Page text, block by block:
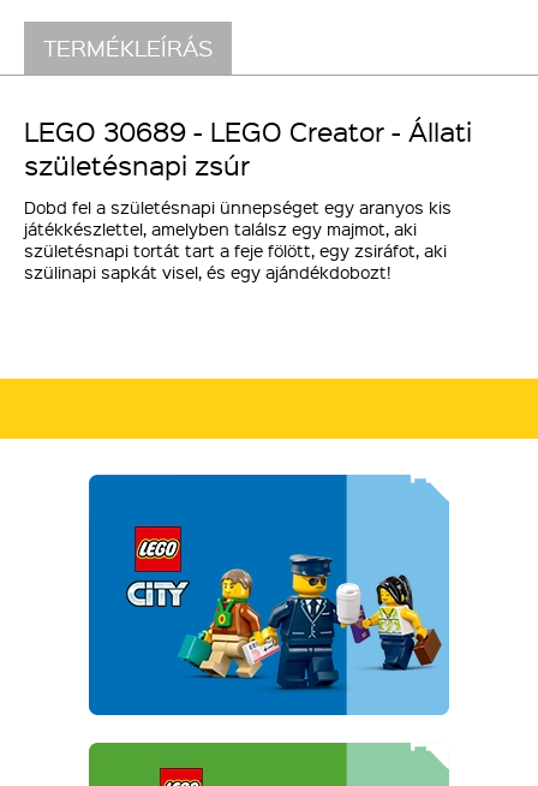
TERMÉKLEÍRÁS
LEGO 30689 - LEGO Creator - Állati
születésnapi zsúr
Dobd fel a születésnapi ünnepséget egy aranyos kis
játékkészlettel, amelyben találsz egy majmot, aki
születésnapi tortát tart a feje fölött, egy zsiráfot, aki
szülinapi sapkát visel, és egy ajándékdobozt!